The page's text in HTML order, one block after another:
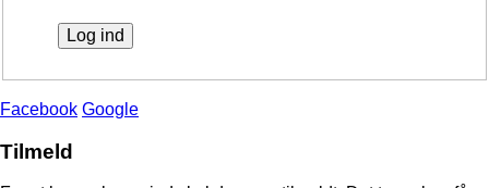
Facebook Google
Tilmeld